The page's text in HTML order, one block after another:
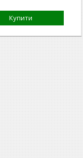
Купити